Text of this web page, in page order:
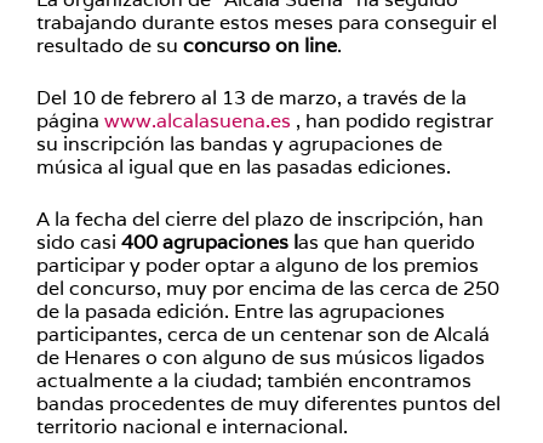
trabajando durante estos meses para conseguir el
resultado de su concurso on line.
Del 10 de febrero al 13 de marzo, a través de la
página www.alcalasuena.es , han podido registrar
su inscripción las bandas y agrupaciones de
música al igual que en las pasadas ediciones.
A la fecha del cierre del plazo de inscripción, han
sido casi 400 agrupaciones las que han querido
participar y poder optar a alguno de los premios
del concurso, muy por encima de las cerca de 250
de la pasada edición. Entre las agrupaciones
participantes, cerca de un centenar son de Alcalá
de Henares o con alguno de sus músicos ligados
actualmente a la ciudad; también encontramos
bandas procedentes de muy diferentes puntos del
territorio nacional e internacional.